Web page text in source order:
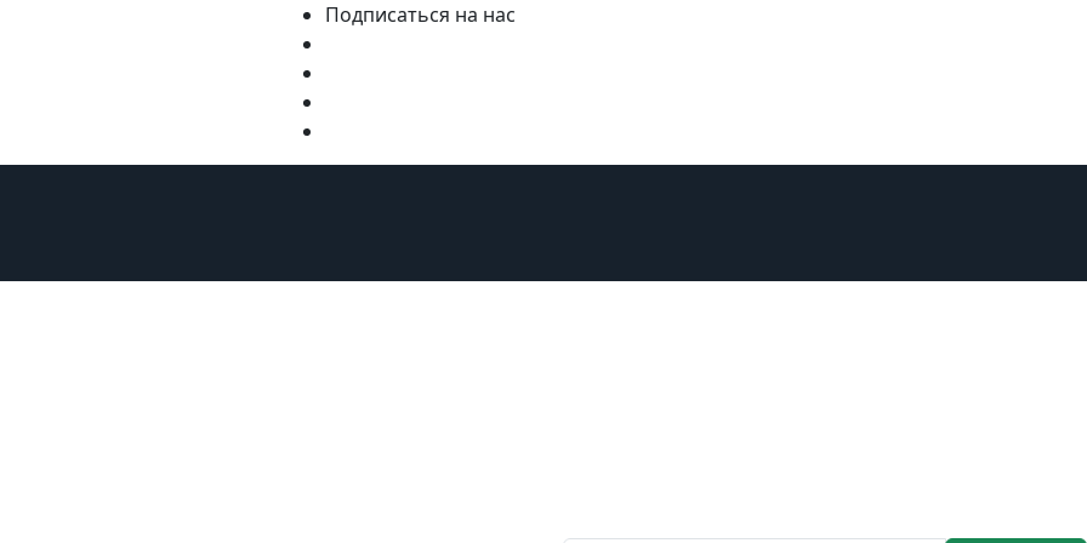
Подписаться на нас